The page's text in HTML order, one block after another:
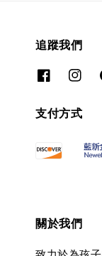
追蹤我們
支付方式
關於我們